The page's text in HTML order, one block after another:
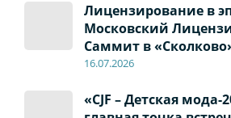
Лицензирование в
Московский
Саммит в
16.07.2026
«CJF – Детская мода-